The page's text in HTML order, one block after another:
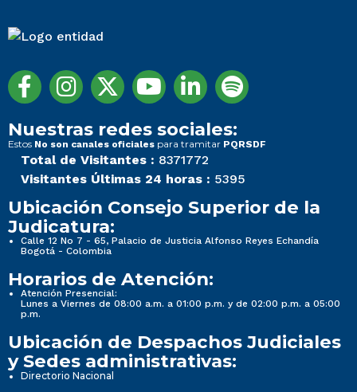
Nuestras redes sociales:
Estos No son canales oficiales para tramitar PQRSDF
Total de Visitantes : 8371772
Visitantes Últimas 24 horas : 5395
Ubicación Consejo Superior de la
Judicatura:
Calle 12 No 7 - 65, Palacio de Justicia Alfonso Reyes Echandía
Bogotá - Colombia
Horarios de Atención:
Atención Presencial:
Lunes a Viernes de 08:00 a.m. a 01:00 p.m. y de 02:00 p.m. a 05:00
p.m.
Ubicación de Despachos Judiciales
y Sedes administrativas:
Directorio Nacional